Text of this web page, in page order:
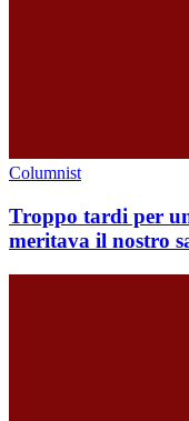
Columnist
Troppo tardi per
meritava il nostro